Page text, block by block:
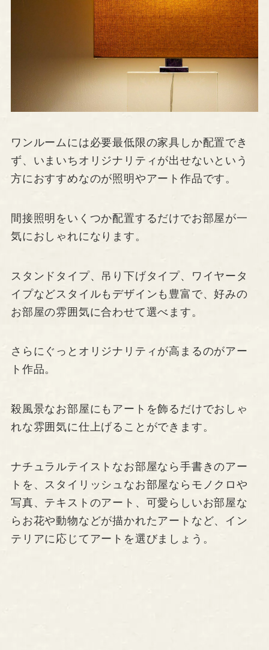
ワンルームには必要最低限の家具しか配置でき
ず、いまいちオリジナリティが出せないという
方におすすめなのが照明やアート作品です。
間接照明をいくつか配置するだけでお部屋が一
気におしゃれになります。
スタンドタイプ、吊り下げタイプ、ワイヤータ
イプなどスタイルもデザインも豊富で、好みの
お部屋の雰囲気に合わせて選べます。
さらにぐっとオリジナリティが高まるのがアー
ト作品。
殺風景なお部屋にもアートを飾るだけでおしゃ
れな雰囲気に仕上げることができます。
ナチュラルテイストなお部屋なら手書きのアー
トを、スタイリッシュなお部屋ならモノクロや
写真、テキストのアート、可愛らしいお部屋な
らお花や動物などが描かれたアートなど、イン
テリアに応じてアートを選びましょう。